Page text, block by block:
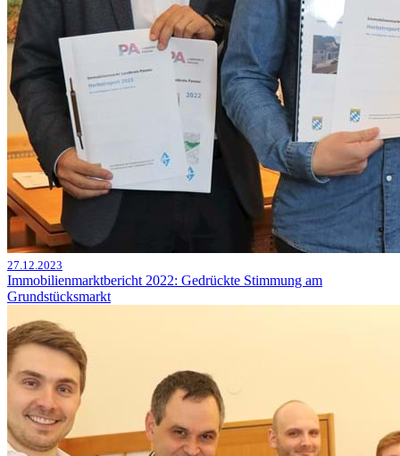
27.12.2023
Immobilienmarktbericht 2022: Gedrückte Stimmung am
Grundstücksmarkt